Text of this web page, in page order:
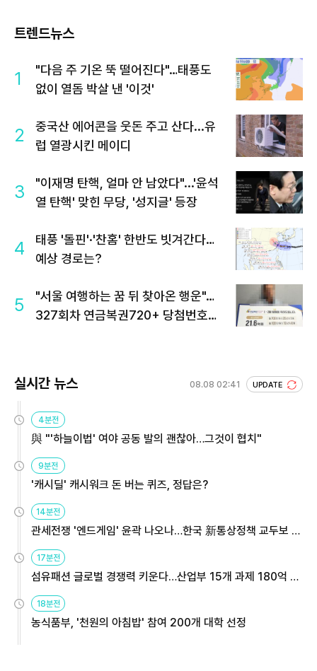
트렌드뉴스
1
"다음 주 기온 뚝 떨어진다"…태풍도
없이 열돔 박살 낸 '이것'
2
중국산 에어콘을 웃돈 주고 산다...유
럽 열광시킨 메이디
3
"이재명 탄핵, 얼마 안 남았다"...'윤석
열 탄핵' 맞힌 무당, '성지글' 등장
4
태풍 '돌핀'·'찬홈' 한반도 빗겨간다…
예상 경로는?
5
"서울 여행하는 꿈 뒤 찾아온 행운"…
327회차 연금복권720+ 당첨번호조
실시간 뉴스 08.08 02:41 UPDATE
4분전
與 "'하늘이법' 여야 공동 발의 괜찮아…그것이 협치"
9분전
'캐시딜' 캐시워크 돈 버는 퀴즈, 정답은?
14분전
관세전쟁 '엔드게임' 윤곽 나오나…한국 新통상정책 교두보 활
17분전
섬유패션 글로벌 경쟁력 키운다…산업부 15개 과제 180억 지
18분전
농식품부, '천원의 아침밥' 참여 200개 대학 선정